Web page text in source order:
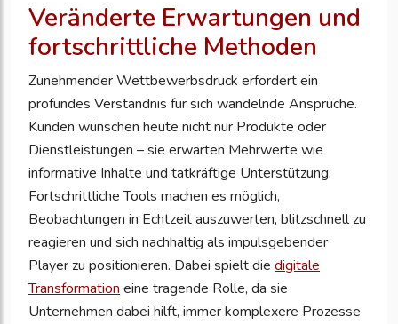
Veränderte Erwartungen und
fortschrittliche Methoden
Zunehmender Wettbewerbsdruck erfordert ein
profundes Verständnis für sich wandelnde Ansprüche.
Kunden wünschen heute nicht nur Produkte oder
Dienstleistungen – sie erwarten Mehrwerte wie
informative Inhalte und tatkräftige Unterstützung.
Fortschrittliche Tools machen es möglich,
Beobachtungen in Echtzeit auszuwerten, blitzschnell zu
reagieren und sich nachhaltig als impulsgebender
Player zu positionieren. Dabei spielt die digitale
Transformation eine tragende Rolle, da sie
Unternehmen dabei hilft, immer komplexere Prozesse